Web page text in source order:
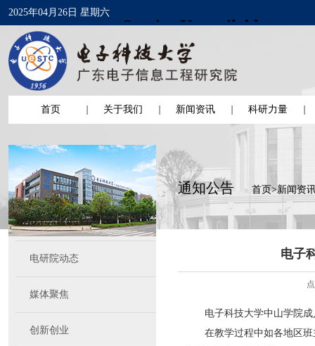
2025年04月26日 星期六
首页 关于我们 新闻资讯 科研力量
电研院动态
媒体聚焦
创新创业
通知公告 首页>新闻资
电子
电子科技大学中山学院成
在教学过程中如各地区班